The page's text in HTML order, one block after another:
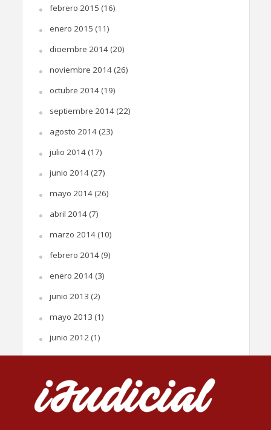
febrero 2015 (16)
enero 2015 (11)
diciembre 2014(20)
noviembre 2014(26)
octubre 2014(19)
septiembre 2014(22)
agosto 2014(23)
julio 2014(17)
junio 2014(27)
mayo 2014(26)
abril 2014(7)
marzo 2014(10)
febrero 2014(9)
enero 2014(3)
junio 2013 (2)
mayo 2013 (1)
junio 2012(1)